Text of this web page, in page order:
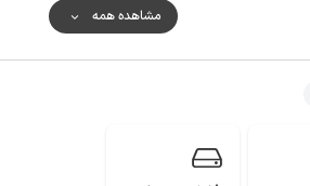
مشاهده همه